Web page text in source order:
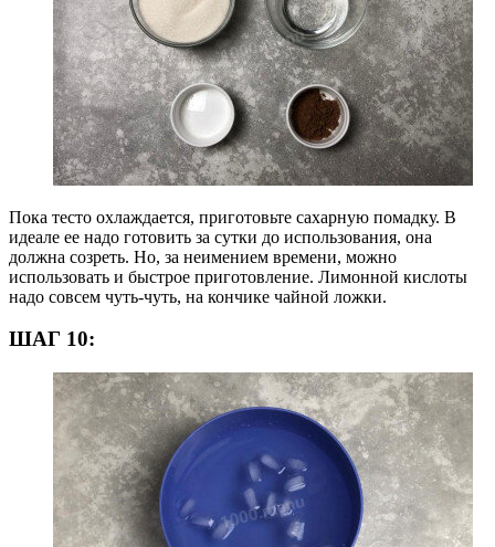
Пока тесто охлаждается, приготовьте сахарную помадку. В
идеале ее надо готовить за сутки до использования, она
должна созреть. Но, за неимением времени, можно
использовать и быстрое приготовление. Лимонной кислоты
надо совсем чуть-чуть, на кончике чайной ложки.
ШАГ 10: